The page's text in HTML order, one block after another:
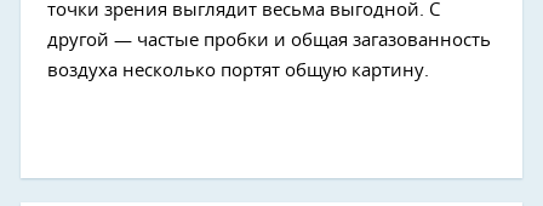
точки зрения выглядит весьма выгодной. С
другой — частые пробки и общая загазованность
воздуха несколько портят общую картину.